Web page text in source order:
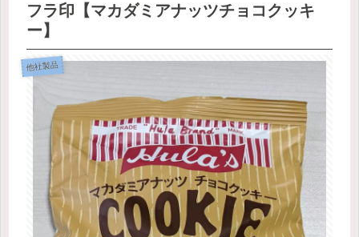
フラ印【マカダミアナッツチョコクッキ
ー】
他社製品